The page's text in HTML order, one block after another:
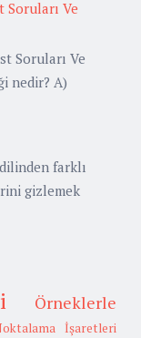
Soruları Ve
Soruları Ve
nedir? A)
farklı
gizlemek
Örneklerle
İşaretleri